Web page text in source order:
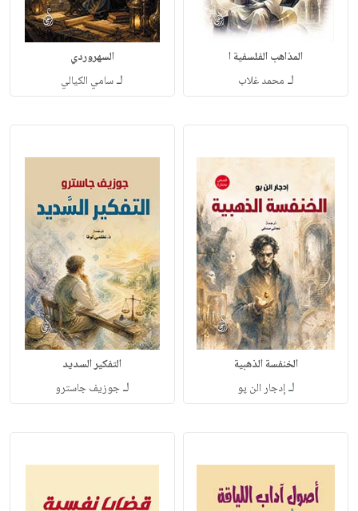
المذاهب الفلسفية ا
لـ محمد غلاب
السهروردي
لـسامي الكيالي
الخنفسة الذهبية
لـإدجار الن پو
التفكير السديد
لـجوزيف جاسترو